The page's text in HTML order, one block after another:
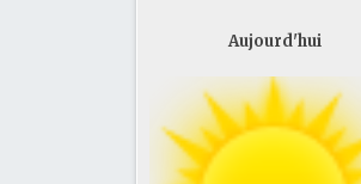
Aujourd'hui